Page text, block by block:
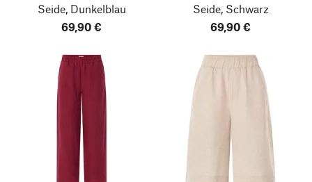
Seide, Dunkelblau
69,90 €
Seide, Schwarz
69,90 €